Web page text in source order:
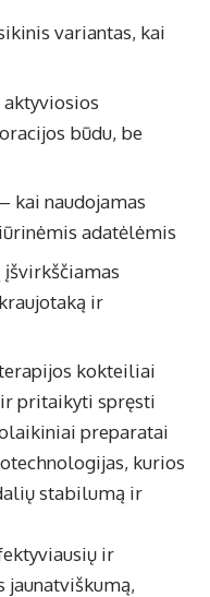
variantas, kai
būdu, be
kai naudojamas
adatėlėmis
ir
kokteiliai
pritaikyti spręsti
preparatai
kurios
stabilumą ir
ir
jaunatviškumą,